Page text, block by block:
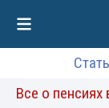
Все о пенсиях